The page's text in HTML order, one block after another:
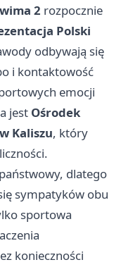
2 rozpocznie
Polski
odbywają się
i kontaktowość
emocji
jest Ośrodek
Kaliszu, który
dlatego
sympatyków obu
sportowa
konieczności